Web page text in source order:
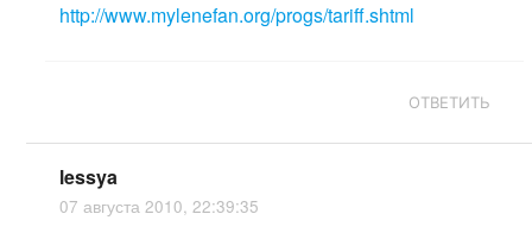
http://www.mylenefan.org/progs/tariff.shtml
ОТВЕТИТЬ
lessya
07 августа 2010, 22:39:35